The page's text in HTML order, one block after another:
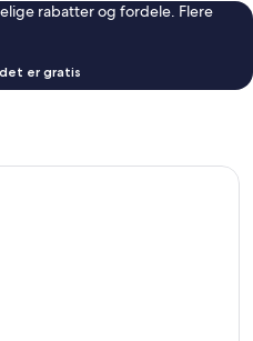
rabatter og fordele. Flere
er gratis